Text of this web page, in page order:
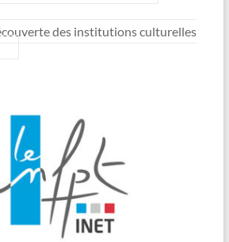
des institutions culturelles